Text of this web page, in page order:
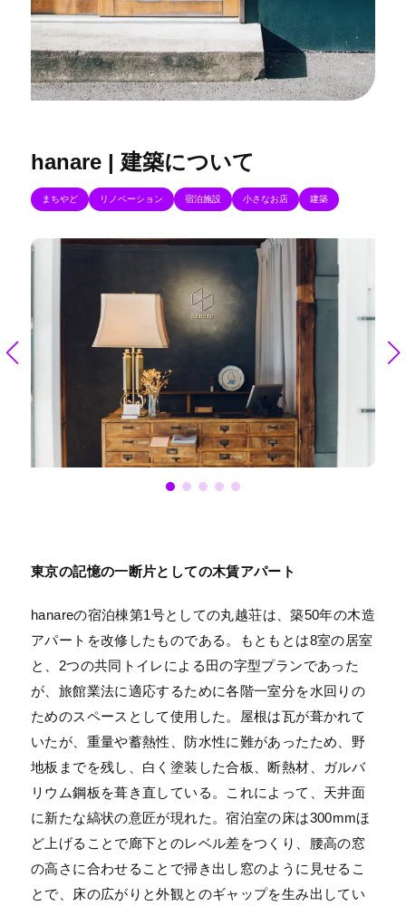
hanare | 建築について
まちやど リノベーション 宿泊施設 小さなお店 建築
東京の記憶の一断片としての木賃アパート
hanareの宿泊棟第1号としての丸越荘は、築50年の木造
アパートを改修したものである。もともとは8室の居室
と、2つの共同トイレによる田の字型プランであった
が、旅館業法に適応するために各階一室分を水回りの
ためのスペースとして使用した。屋根は瓦が葺かれて
いたが、重量や蓄熱性、防水性に難があったため、野
地板までを残し、白く塗装した合板、断熱材、ガルバ
リウム鋼板を葺き直している。これによって、天井面
に新たな縞状の意匠が現れた。宿泊室の床は300mmほ
ど上げることで廊下とのレベル差をつくり、腰高の窓
の高さに合わせることで掃き出し窓のように見せるこ
とで、床の広がりと外観とのギャップを生み出してい